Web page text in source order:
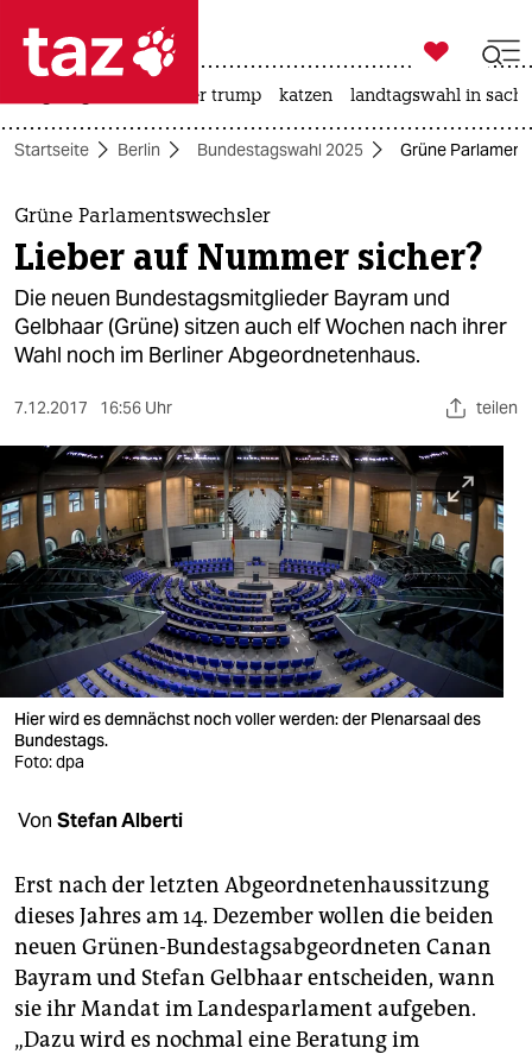
 taz zahl ich
taz zahl ich
themen
politik
öko
sport
berlin
nord
wahrheit
verlag
verlag
shop
fragen & hilfe
unterstützen
abo
genossenschaft

taz zahl ich
usa unter trump katzen landtagswahl in
Startseite Berlin Bundestagswahl 2025 Grüne
Grüne Parlamentswechsler
Lieber auf Nummer sicher?
Die neuen Bundestagsmitglieder Bayram und
Gelbhaar (Grüne) sitzen auch elf Wochen nach ihrer
Wahl noch im Berliner Abgeordnetenhaus.
7.12.2017 16:56 Uhr teilen
Hier wird es demnächst noch voller werden: der Plenarsaal des
Bundestags.
Foto: dpa
Von Stefan Alberti
Erst nach der letzten Abgeordnetenhaussitzung
dieses Jahres am 14. Dezember wollen die beiden
neuen Grünen-Bundestagsabgeordneten Canan
Bayram und Stefan Gelbhaar entscheiden, wann
sie ihr Mandat im Landesparlament aufgeben.
„Dazu wird es nochmal eine Beratung im